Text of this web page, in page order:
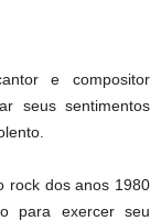
e compositor
seus sentimentos
rock dos anos 1980
para exercer seu